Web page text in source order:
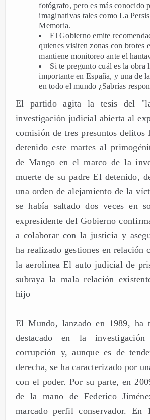
fotógrafo, pero es más conocido
imaginativas tales como La
Memoria.
El Gobierno emite
quienes visiten zonas con brotes
mantiene monitoreo ante el
Si te pregunto cuál es la obra
importante en España, y una de
en todo el mundo ¿Sabrías
El partido agita la tesis del
investigación judicial abierta al
comisión de tres presuntos delitos
detenido este martes al
de Mango en el marco de la
muerte de su padre El detenido,
una orden de alejamiento de la
se había saltado dos veces en
expresidente del Gobierno
a colaborar con la justicia y
ha realizado gestiones en relación
la aerolínea El auto judicial de
subraya la mala relación
hijo
El Mundo, lanzado en 1989, ha
destacado en la
corrupción y, aunque es de
derecha, se ha caracterizado por
con el poder. Por su parte, en
de la mano de Federico
marcado perfil conservador. En